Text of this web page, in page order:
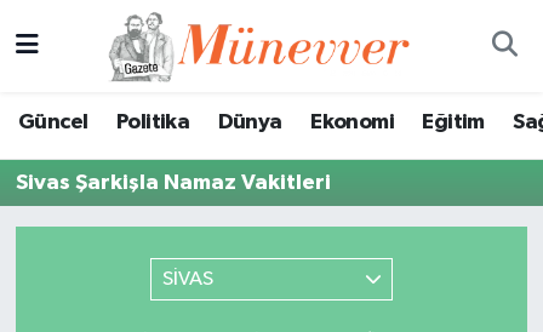
Güncel Politika Dünya Ekonomi Eğitim
Sivas Şarkişla Namaz Vakitleri
SİVAS
Süper Lig Puan Durumu ve Fikstür